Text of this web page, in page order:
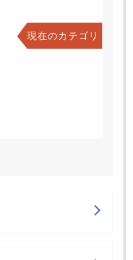
現在のカテゴリ